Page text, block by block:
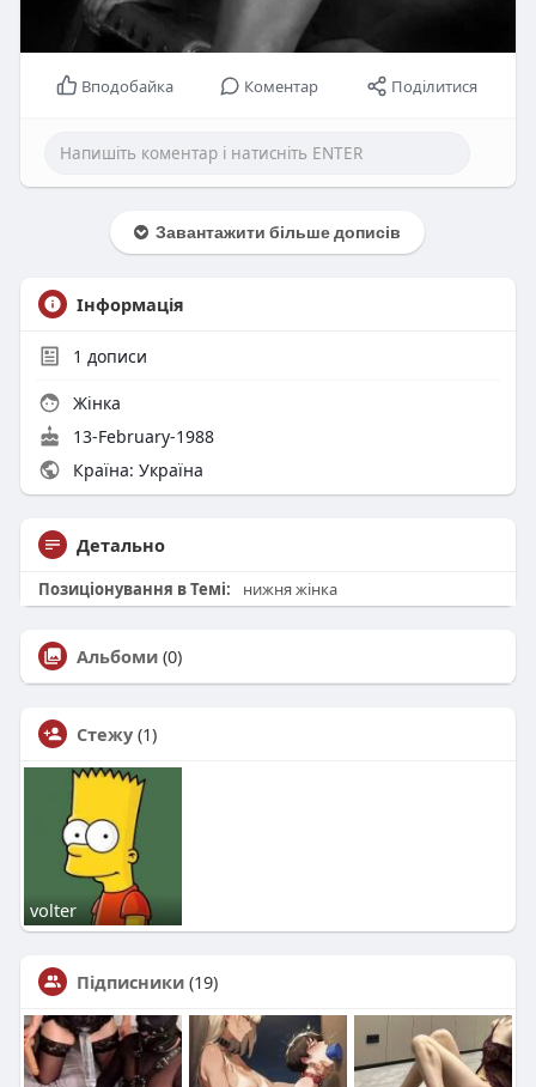
Вподобайка Коментар Поділитися
Завантажити більше дописів
Інформація
1 дописи
Жінка
13-February-1988
Країна: Україна
Детально
Позиціонування в Темі: нижня жінка
Альбоми (0)
Стежу (1)
volter
Підписники (19)